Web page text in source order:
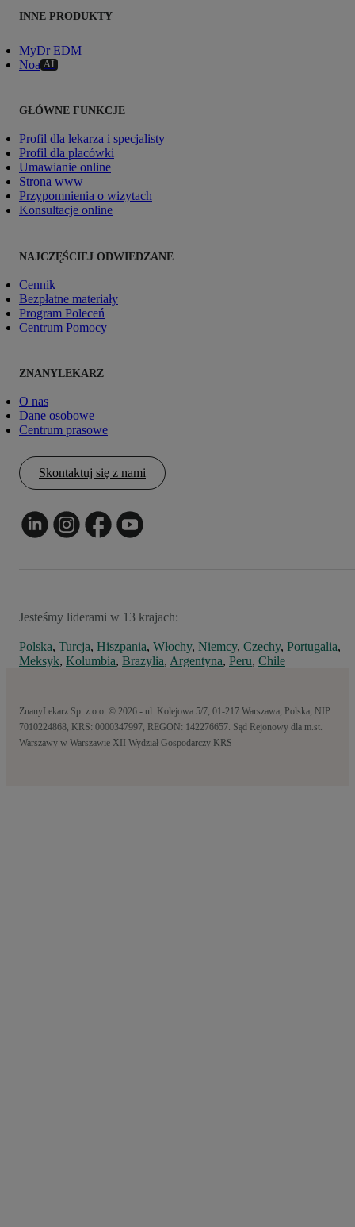
INNE PRODUKTY
MyDr EDM
Noa AI
GŁÓWNE FUNKCJE
Profil dla lekarza i specjalisty
Profil dla placówki
Umawianie online
Strona www
Przypomnienia o wizytach
Konsultacje online
NAJCZĘŚCIEJ ODWIEDZANE
Cennik
Bezpłatne materiały
Program Poleceń
Centrum Pomocy
ZNANYLEKARZ
O nas
Dane osobowe
Centrum prasowe
Skontaktuj się z nami
Jesteśmy liderami w 13 krajach:
Polska, Turcja, Hiszpania, Włochy, Niemcy, Czechy, Portugalia,
Meksyk, Kolumbia, Brazylia, Argentyna, Peru, Chile
ZnanyLekarz Sp. z o.o. © 2026 - ul. Kolejowa 5/7, 01-217 Warszawa, Polska, NIP:
7010224868, KRS: 0000347997, REGON: 142276657. Sąd Rejonowy dla m.st.
Warszawy w Warszawie XII Wydział Gospodarczy KRS